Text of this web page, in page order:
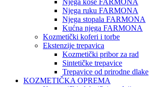
Njega kose FARMONA
Njega ruku FARMONA
Njega stopala FARMONA
Kućna njega FARMONA
Kozmetički koferi i torbe
Ekstenzije trepavica
Kozmetički pribor za rad
Sintetičke trepavice
Trepavice od prirodne dlake
KOZMETIČKA OPREMA